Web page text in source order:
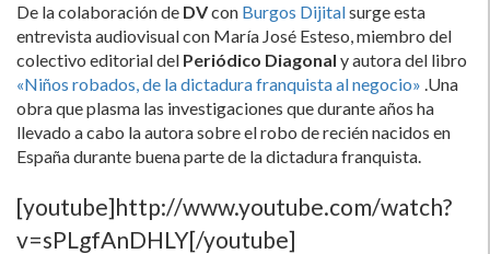
De la colaboración de DVcon Burgos Dijitalsurge esta
entrevista audiovisual con Marí­a José Esteso, miembro del
colectivo editorial del Periódico Diagonal y autora del libro
«Niños robados, de la dictadura franquista al negocio» .Una
obra que plasma las investigaciones que durante años ha
llevado a cabo la autora sobre el robo de recién nacidos en
España durante buena parte de la dictadura franquista.
[youtube]http://www.youtube.com/watch?
v=sPLgfAnDHLY[/youtube]